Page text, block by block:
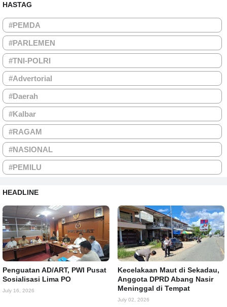
HASTAG
#PEMDA
#PARLEMEN
#TNI-POLRI
#Advertorial
#Daerah
#Kalbar
#RAGAM
#NASIONAL
#PEMILU
HEADLINE
Penguatan AD/ART, PWI Pusat
Sosialisasi Lima PO
July 16, 2026
Kecelakaan Maut di Sekadau,
Anggota DPRD Abang Nasir
Meninggal di Tempat
July 02, 2026